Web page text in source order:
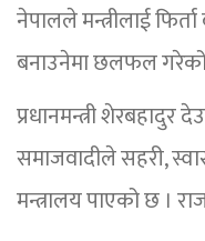
नेपालले मन्त्रीलाई
बनाउनेमा छलफल गरेको
प्रधानमन्त्री
समाजवादीले सहरी,
मन्त्रालय पाएको छ ।